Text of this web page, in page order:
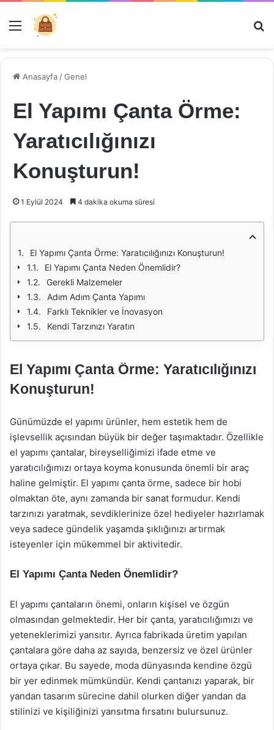
Menü
Anasayfa /Genel
El Yapımı Çanta Örme:
Yaratıcılığınızı
Konuşturun!
1 Eylül 2024 4 dakika okuma süresi
El Yapımı Çanta Örme: Yaratıcılığınızı Konuşturun!
El Yapımı Çanta Neden Önemlidir?
Gerekli Malzemeler
Adım Adım Çanta Yapımı
Farklı Teknikler ve İnovasyon
Kendi Tarzınızı Yaratın
El Yapımı Çanta Örme: Yaratıcılığınızı
Konuşturun!
Günümüzde el yapımı ürünler, hem estetik hem de
işlevsellik açısından büyük bir değer taşımaktadır. Özellikle
el yapımı çantalar, bireyselliğimizi ifade etme ve
yaratıcılığımızı ortaya koyma konusunda önemli bir araç
haline gelmiştir. El yapımı çanta örme, sadece bir hobi
olmaktan öte, aynı zamanda bir sanat formudur. Kendi
tarzınızı yaratmak, sevdiklerinize özel hediyeler hazırlamak
veya sadece gündelik yaşamda şıklığınızı artırmak
isteyenler için mükemmel bir aktivitedir.
El Yapımı Çanta Neden Önemlidir?
El yapımı çantaların önemi, onların kişisel ve özgün
olmasından gelmektedir. Her bir çanta, yaratıcılığımızı ve
yeteneklerimizi yansıtır. Ayrıca fabrikada üretim yapılan
çantalara göre daha az sayıda, benzersiz ve özel ürünler
ortaya çıkar. Bu sayede, moda dünyasında kendine özgü
bir yer edinmek mümkündür. Kendi çantanızı yaparak, bir
yandan tasarım sürecine dahil olurken diğer yandan da
stilinizi ve kişiliğinizi yansıtma fırsatını bulursunuz.